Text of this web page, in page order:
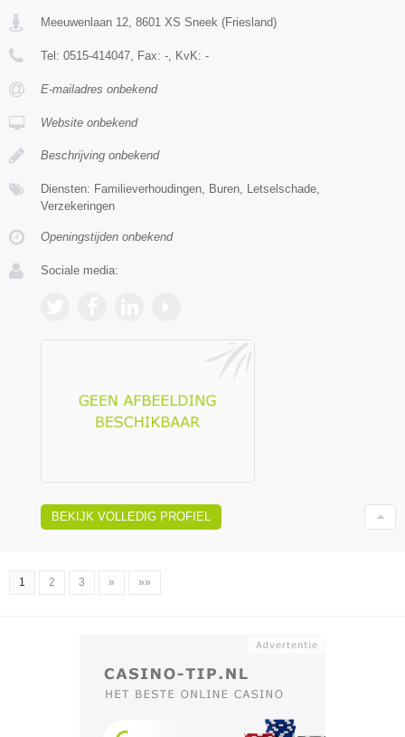
Meeuwenlaan 12 8601 XS Sneek (Friesland)
Tel: 0515-414047 , Fax: - , KvK: -
E-mailadres onbekend
Website onbekend
Beschrijving onbekend
Diensten: Familieverhoudingen, Buren, Letselschade,
Verzekeringen
Openingstijden onbekend
Sociale media:
BEKIJK VOLLEDIG PROFIEL
1 2 3 » »»